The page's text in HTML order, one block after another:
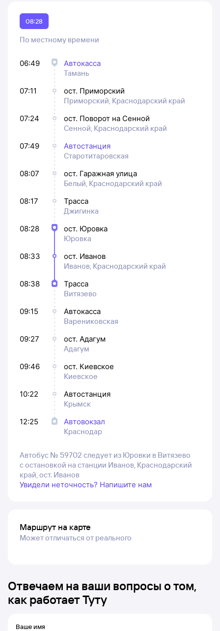
08:28
По местному времени
06:49
Автокасса
Тамань
07:11
ост. Приморский
Приморский, Краснодарский край
07:24
ост. Поворот на Сенной
Сенной, Краснодарский край
07:49
Автостанция
Старотитаровская
08:07
ост. Гаражная улица
Белый, Краснодарский край
08:17
Трасса
Джигинка
08:28
ост. Юровка
Юровка
08:33
ост. Иванов
Иванов, Краснодарский край
08:38
Трасса
Витязево
09:15
Автокасса
Варениковская
09:27
ост. Адагум
Адагум
09:46
ост. Киевское
Киевское
10:22
Автостанция
Крымск
12:25
Автовокзал
Краснодар
Автобус № 59702 следует из Юровки в Витязево
с остановкой на станции Иванов, Краснодарский
край, ост. Иванов
Увидели неточность? Напишите нам
Маршрут на карте
Может отличаться от реального
Отвечаем на ваши вопросы о том,
как работает Туту
Ваше имя